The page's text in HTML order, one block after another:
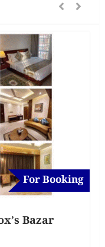
For Booking
Bazar